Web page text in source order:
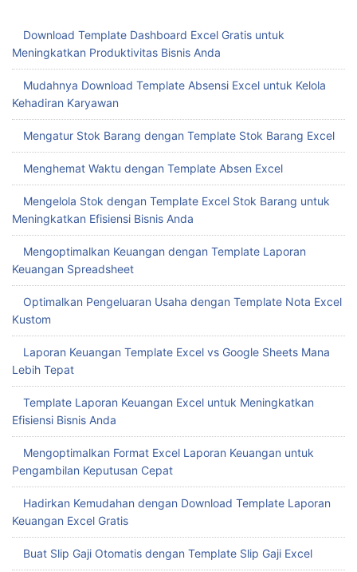
Download Template Dashboard Excel Gratis untuk
Meningkatkan Produktivitas Bisnis Anda
Mudahnya Download Template Absensi Excel untuk Kelola
Kehadiran Karyawan
Mengatur Stok Barang dengan Template Stok Barang Excel
Menghemat Waktu dengan Template Absen Excel
Mengelola Stok dengan Template Excel Stok Barang untuk
Meningkatkan Efisiensi Bisnis Anda
Mengoptimalkan Keuangan dengan Template Laporan
Keuangan Spreadsheet
Optimalkan Pengeluaran Usaha dengan Template Nota Excel
Kustom
Laporan Keuangan Template Excel vs Google Sheets Mana
Lebih Tepat
Template Laporan Keuangan Excel untuk Meningkatkan
Efisiensi Bisnis Anda
Mengoptimalkan Format Excel Laporan Keuangan untuk
Pengambilan Keputusan Cepat
Hadirkan Kemudahan dengan Download Template Laporan
Keuangan Excel Gratis
Buat Slip Gaji Otomatis dengan Template Slip Gaji Excel